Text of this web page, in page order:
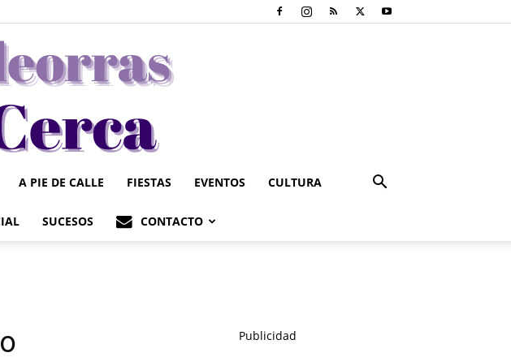
A PIE DE CALLE FIESTAS EVENTOS CULTURA
SUCESOS CONTACTO
Publicidad